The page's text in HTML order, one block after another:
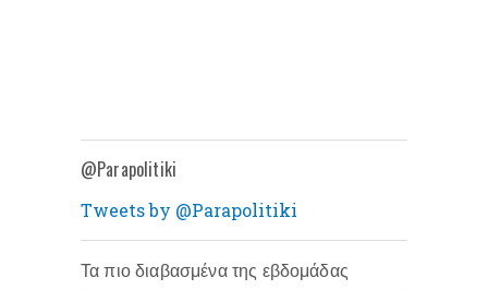
@Parapolitiki
Tweets by @Parapolitiki
Τα πιο διαβασμένα της εβδομάδας